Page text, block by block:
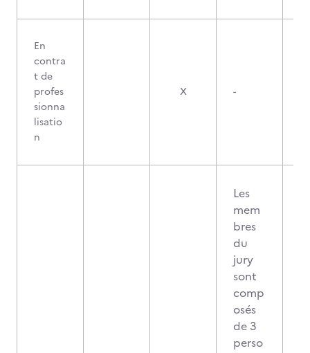
En
contra
t de
profes
sionna
lisatio
n
X -
Les
mem
bres
du
jury
sont
comp
osés
de 3
perso